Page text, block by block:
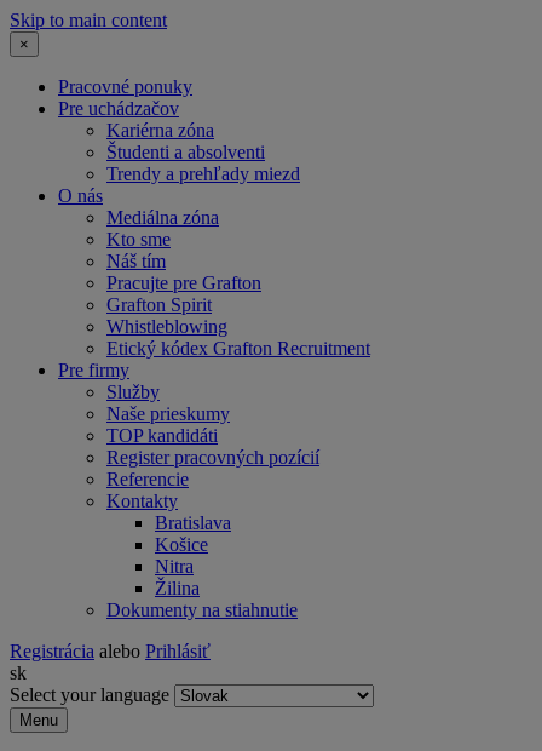
Skip to main content
×
Pracovné ponuky
Pre uchádzačov
Kariérna zóna
Študenti a absolventi
Trendy a prehľady miezd
O nás
Mediálna zóna
Kto sme
Náš tím
Pracujte pre Grafton
Grafton Spirit
Whistleblowing
Etický kódex Grafton Recruitment
Pre firmy
Služby
Naše prieskumy
TOP kandidáti
Register pracovných pozícií
Referencie
Kontakty
Bratislava
Košice
Nitra
Žilina
Dokumenty na stiahnutie
Registrácia alebo Prihlásiť
sk
Select your language
Menu